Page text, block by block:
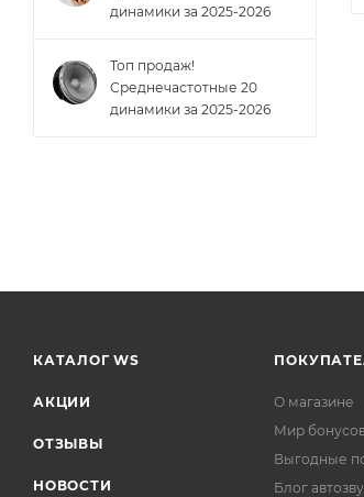
динамики за 2025-2026
Топ продаж!
Cреднечастотные 20
динамики за 2025-2026
КАТАЛОГ WS
АКЦИИ
ОТЗЫВЫ
НОВОСТИ
О магазине
Мир
Выгодные
Блог